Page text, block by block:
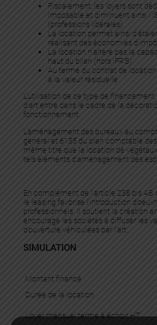
Fiscalement, les loyers sont
imposable et diminuent ainsi
(professions libérales)
La location permet ainsi
réalisant des économies
La location n’altère pas la
haut du bilan (hors IFRS)
Au terme du contrat de
à la valeur résiduelle
L’utilisation de ce type de financement
d’art entre dans le cadre de la
fonctionnement.
L’aménagement des bureaux au
général et 6135 du plan comptable
même titre que la location de
tels éléments d’aménagement des
En complément de l’article 238 bis
le leasing favorise l’introduction
professionnels. Il soutient la création
encourage les sociétés à diffuser les
d’ouverture véhiculées par l’art.
SIMULATION
Montant financé
Durée de la location
Loyer mensuel terme à échoir HT